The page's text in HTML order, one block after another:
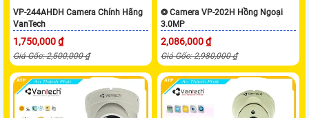
VP-244AHDH Camera Chính Hãng
VanTech
1,750,000 ₫
Giá Gốc: 2,500,000 ₫
❂ Camera VP-202H Hồng Ngoại
3.0MP
2,086,000 ₫
Giá Gốc: 2,980,000 ₫